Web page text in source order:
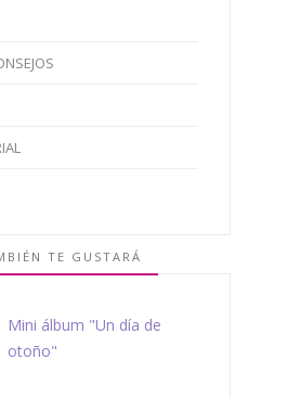
TE GUSTARÁ
Mini álbum "Un día de
otoño"